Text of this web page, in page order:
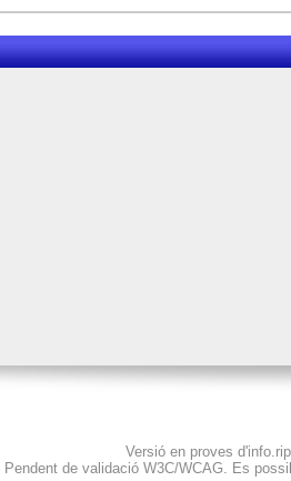
Versió en proves
Pendent de validació W3C/WCAG. Es